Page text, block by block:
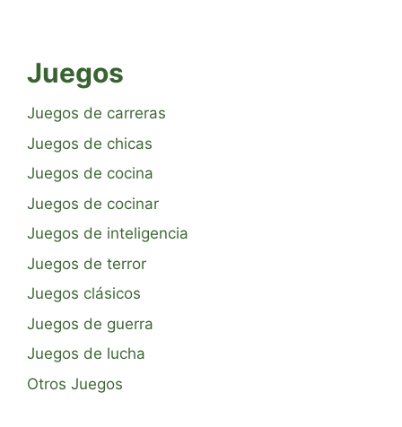
Juegos
Juegos de carreras
Juegos de chicas
Juegos de cocina
Juegos de cocinar
Juegos de inteligencia
Juegos de terror
Juegos clásicos
Juegos de guerra
Juegos de lucha
Otros Juegos